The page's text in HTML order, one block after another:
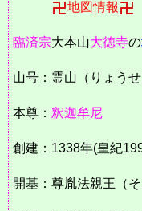
地図情報
臨済宗大本山大徳寺の
山号：霊山（りょうせ
本尊： 釈迦牟尼
創建：1338年(皇紀
開基：尊胤法親王（